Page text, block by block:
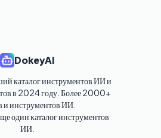
DokeyAI
каталог инструментов ИИ и
в 2024 году. Более 2000+
и инструментов ИИ.
один каталог инструментов
ИИ.